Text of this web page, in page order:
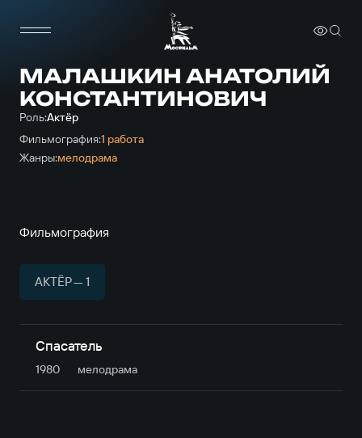
МАЛАШКИН АНАТОЛИЙ
КОНСТАНТИНОВИЧ
Роль:Актёр
Фильмография:1 работа
Жанры:мелодрама
Фильмография
АКТЁР — 1
Спасатель
1980 мелодрама